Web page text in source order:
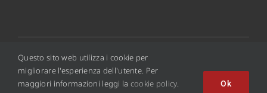
Disclaimer
© 2012 - 2026 • Copyright © 2016 Il Mondo Degli Archivi
Online - ISSN 2284-0494
Questo sito web utilizza i cookie per
migliorare l'esperienza dell'utente. Per
maggiori informazioni leggi la cookie policy.
Ok